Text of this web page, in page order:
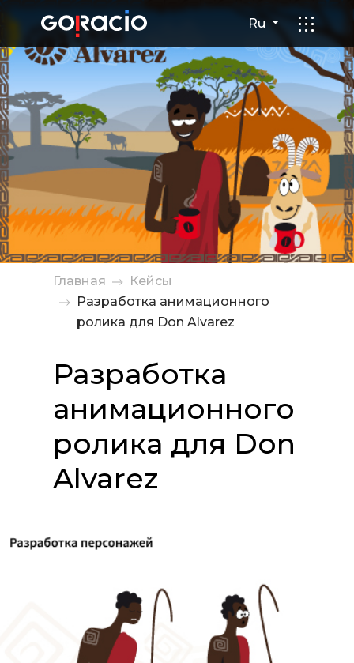
Ru
Разработка
Главная
Кейсы
Разработка анимационного
ролика для Don Alvarez
Разработка
анимационного
ролика для Don
Alvarez